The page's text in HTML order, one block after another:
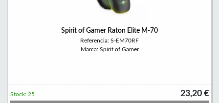
Spirit of Gamer Raton Elite M-70
Referencia: S-EM70RF
Marca: Spirit of Gamer
23,20 €
Stock: 25